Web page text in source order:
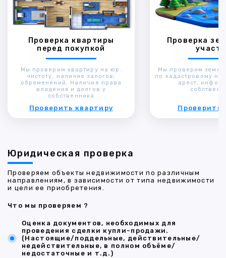
Проверка квартиры
перед покупкой
Мы проверим квартиру на юр.
чистоту, наличие залогов,
обременений. Наличие права
владения и долгов у
собственника
Проверить квартиру
Проверка
Мы проверим
по кадастровому
арест,
Проверить
Юридическая проверка
Проверяем объекты недвижимости по различным
направлениям, в зависимости от типа недвижимости
и цели ее приобретения.
Что мы проверяем ?
Оценка документов, необходимых для
проведения сделки купли-продажи.
(Настоящие/поддельные, действительные/
недействительные, в полном объёме/
недостаточные и т.д.)